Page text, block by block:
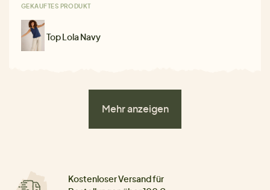
GEKAUFTES PRODUKT
Top Lola Navy
Mehr anzeigen
Kostenloser Versand für